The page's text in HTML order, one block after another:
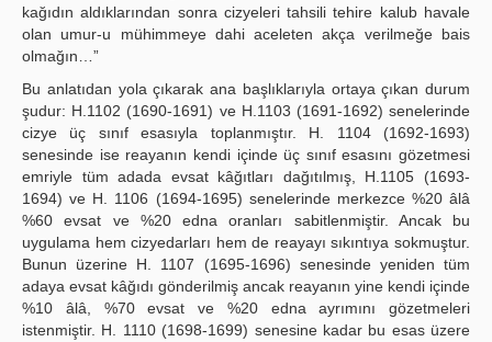
kağıdın aldıklarından sonra cizyeleri tahsili tehire kalub havale
olan umur-u mühimmeye dahi aceleten akça verilmeğe bais
olmağın…”
Bu anlatıdan yola çıkarak ana başlıklarıyla ortaya çıkan durum
şudur: H.1102 (1690-1691) ve H.1103 (1691-1692) senelerinde
cizye üç sınıf esasıyla toplanmıştır. H. 1104 (1692-1693)
senesinde ise reayanın kendi içinde üç sınıf esasını gözetmesi
emriyle tüm adada evsat kâğıtları dağıtılmış, H.1105 (1693-
1694) ve H. 1106 (1694-1695) senelerinde merkezce %20 âlâ
%60 evsat ve %20 edna oranları sabitlenmiştir. Ancak bu
uygulama hem cizyedarları hem de reayayı sıkıntıya sokmuştur.
Bunun üzerine H. 1107 (1695-1696) senesinde yeniden tüm
adaya evsat kâğıdı gönderilmiş ancak reayanın yine kendi içinde
%10 âlâ, %70 evsat ve %20 edna ayrımını gözetmeleri
istenmiştir. H. 1110 (1698-1699) senesine kadar bu esas üzere